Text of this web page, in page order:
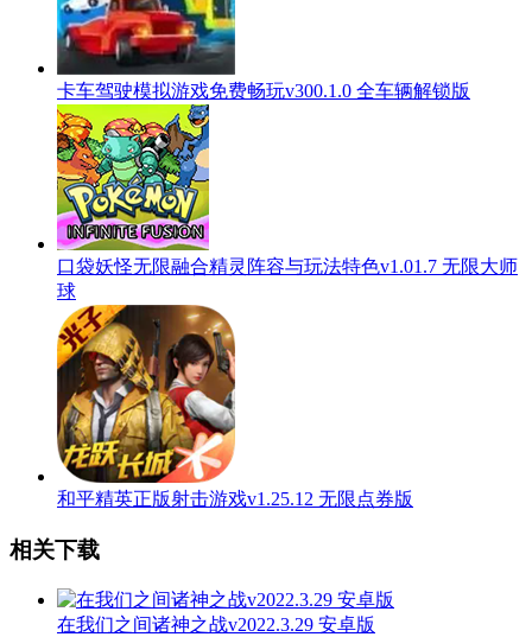
卡车驾驶模拟游戏免费畅玩v300.1.0 全车辆解锁版
口袋妖怪无限融合精灵阵容与玩法特色v1.01.7 无限大师
球
和平精英正版射击游戏v1.25.12 无限点券版
相关下载
在我们之间诸神之战v2022.3.29 安卓版